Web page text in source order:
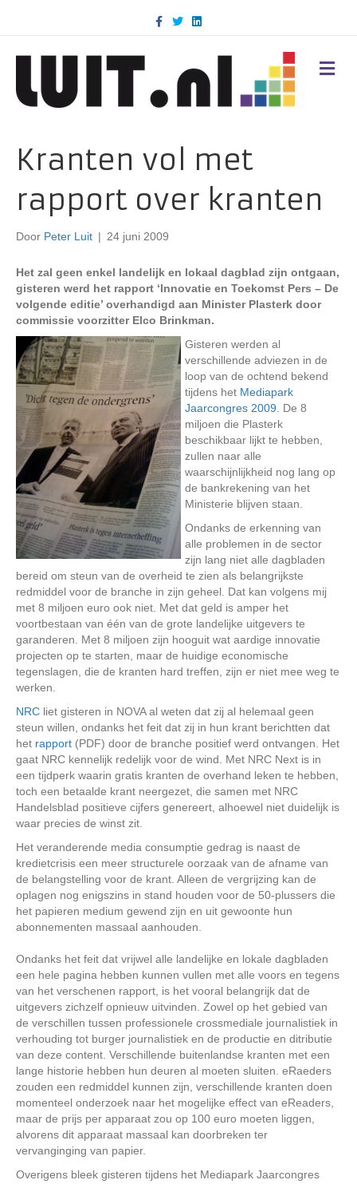
c
k
T
w
i
n
d
M
E
Kranten vol met
rapport over kranten
Door Peter Luit | 24 juni 2009
Het zal geen enkel landelijk en lokaal dagblad zijn ontgaan,
gisteren werd het rapport ‘Innovatie en Toekomst Pers – De
volgende editie’ overhandigd aan Minister Plasterk door
commissie voorzitter Elco Brinkman.
Gisteren werden al
verschillende adviezen in de
loop van de ochtend bekend
tijdens het Mediapark
Jaarcongres 2009 . De 8
miljoen die Plasterk
beschikbaar lijkt te hebben,
zullen naar alle
waarschijnlijkheid nog lang op
de bankrekening van het
Ministerie blijven staan.
Ondanks de erkenning van
alle problemen in de sector
zijn lang niet alle dagbladen
bereid om steun van de overheid te zien als belangrijkste
redmiddel voor de branche in zijn geheel. Dat kan volgens mij
met 8 miljoen euro ook niet. Met dat geld is amper het
voortbestaan van één van de grote landelijke uitgevers te
garanderen. Met 8 miljoen zijn hooguit wat aardige innovatie
projecten op te starten, maar de huidige economische
tegenslagen, die de kranten hard treffen, zijn er niet mee weg te
werken.
NRC liet gisteren in NOVA al weten dat zij al helemaal geen
steun willen, ondanks het feit dat zij in hun krant berichtten dat
het rapport (PDF) door de branche positief werd ontvangen. Het
gaat NRC kennelijk redelijk voor de wind. Met NRC Next is in
een tijdperk waarin gratis kranten de overhand leken te hebben,
toch een betaalde krant neergezet, die samen met NRC
Handelsblad positieve cijfers genereert, alhoewel niet duidelijk is
waar precies de winst zit.
Het veranderende media consumptie gedrag is naast de
kredietcrisis een meer structurele oorzaak van de afname van
de belangstelling voor de krant. Alleen de vergrijzing kan de
oplagen nog enigszins in stand houden voor de 50-plussers die
het papieren medium gewend zijn en uit gewoonte hun
abonnementen massaal aanhouden.
Ondanks het feit dat vrijwel alle landelijke en lokale dagbladen
een hele pagina hebben kunnen vullen met alle voors en tegens
van het verschenen rapport, is het vooral belangrijk dat de
uitgevers zichzelf opnieuw uitvinden. Zowel op het gebied van
de verschillen tussen professionele crossmediale journalistiek in
verhouding tot burger journalistiek en de productie en ditributie
van deze content. Verschillende buitenlandse kranten met een
lange historie hebben hun deuren al moeten sluiten. eRaeders
zouden een redmiddel kunnen zijn, verschillende kranten doen
momenteel onderzoek naar het mogelijke effect van eReaders,
maar de prijs per apparaat zou op 100 euro moeten liggen,
alvorens dit apparaat massaal kan doorbreken ter
vervanginging van papier.
Overigens bleek gisteren tijdens het Mediapark Jaarcongres